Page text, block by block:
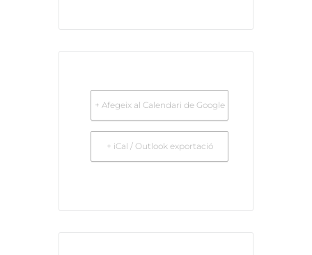
+ Afegeix al Calendari de Google
+ iCal / Outlook exportació